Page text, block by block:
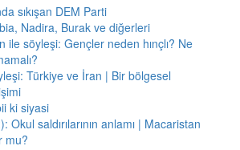
sıkışan DEM Parti
Nadira, Burak ve diğerleri
ile söyleşi: Gençler neden hınçlı? Ne
Türkiye ve İran | Bir bölgesel
ki siyasi
Okul saldırılarının anlamı | Macaristan
mu?